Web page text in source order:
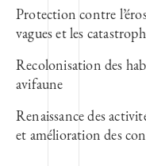
Protection contre
vagues et les
Recolonisation des
avifaune
Renaissance des
et amélioration des